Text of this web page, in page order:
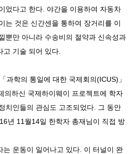
었다고 한다. 야간을 이용하여 자동차
는 것은 신간센을 통하여 장거리를 이
뿐만 아니라 수송비의 절약과 신속성과
고 기술 되어 있다.
과학의 통일에 대한 국제회의(ICUS)」
의하신 국제하이웨이 프로젝트에 학자
치인들의 관심도 고조되었다. 그 동안
년 11월14일 한학자 총재님이 직접 방
는 운동이 일어나고 있다. 이 터널이 완